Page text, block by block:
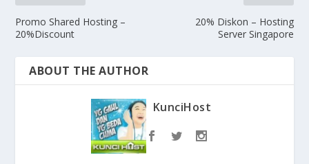
Promo Shared Hosting –
20%Discount
20% Diskon – Hosting
Server Singapore
ABOUT THE AUTHOR
KunciHost